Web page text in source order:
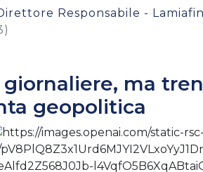
Responsabile -
giornaliere, ma
geopolitica